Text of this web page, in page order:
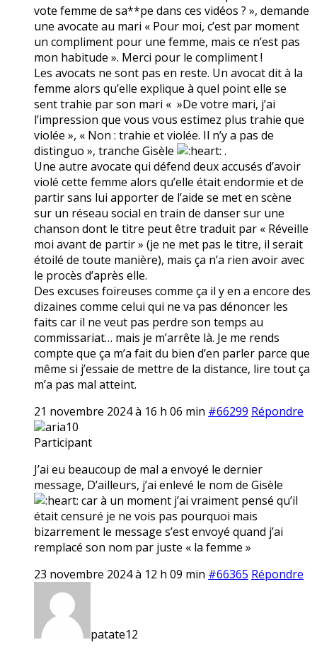
vote femme de sa**pe dans ces vidéos ? », demande
une avocate au mari « Pour moi, c’est par moment
un compliment pour une femme, mais ce n’est pas
mon habitude ». Merci pour le compliment !
Les avocats ne sont pas en reste. Un avocat dit à la
femme alors qu’elle explique à quel point elle se
sent trahie par son mari « »De votre mari, j’ai
l’impression que vous vous estimez plus trahie que
violée », « Non : trahie et violée. Il n’y a pas de
distinguo », tranche Gisèle
.
Une autre avocate qui défend deux accusés d’avoir
violé cette femme alors qu’elle était endormie et de
partir sans lui apporter de l’aide se met en scène
sur un réseau social en train de danser sur une
chanson dont le titre peut être traduit par « Réveille
moi avant de partir » (je ne met pas le titre, il serait
étoilé de toute manière), mais ça n’a rien avoir avec
le procès d’après elle.
Des excuses foireuses comme ça il y en a encore des
dizaines comme celui qui ne va pas dénoncer les
faits car il ne veut pas perdre son temps au
commissariat… mais je m’arrête là. Je me rends
compte que ça m’a fait du bien d’en parler parce que
même si j’essaie de mettre de la distance, lire tout ça
m’a pas mal atteint.
21 novembre 2024 à 16 h 06 min #66299 Répondre
aria10
Participant
J’ai eu beaucoup de mal a envoyé le dernier
message, D’ailleurs, j’ai enlevé le nom de Gisèle
car à un moment j’ai vraiment pensé qu’il
était censuré je ne vois pas pourquoi mais
bizarrement le message s’est envoyé quand j’ai
remplacé son nom par juste « la femme »
23 novembre 2024 à 12 h 09 min #66365 Répondre
patate12